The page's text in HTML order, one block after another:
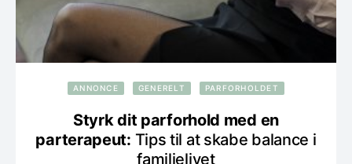
ANNONCE GENERELT PARFORHOLDET
Styrk dit parforhold med en
parterapeut: Tips til at skabe balance i
familielivet